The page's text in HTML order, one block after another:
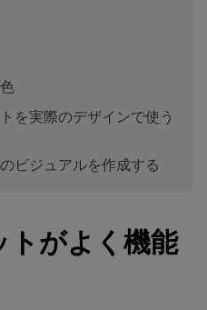
を実際のデザインで使う
ビジュアルを作成する
トがよく機能